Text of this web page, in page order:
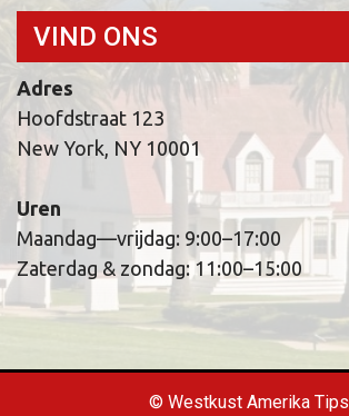
VIND ONS
Adres
Hoofdstraat 123
New York, NY 10001
Uren
Maandag—vrijdag: 9:00–17:00
Zaterdag & zondag: 11:00–15:00
© Westkust Amerika Tips